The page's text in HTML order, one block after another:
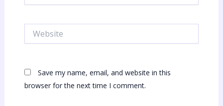
Save my name, email, and website in this
browser for the next time I comment.